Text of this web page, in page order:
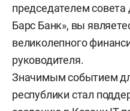
председателем
Барс Банк», вы
великолепного
руководителя.
Значимым событием
республики стал